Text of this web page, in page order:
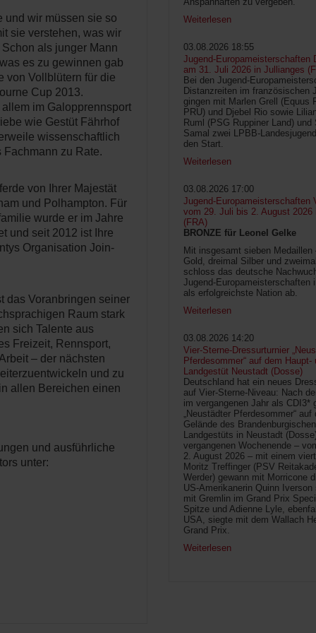
und wir müssen sie so
sie verstehen, was wir
als junger Mann
es zu gewinnen gab
von Vollblütern für die
Cup 2013.
im Galopprennsport
wie Gestüt Fährhof
wissenschaftlich
zu Rate.
von Ihrer Majestät
und Polhampton. Für
wurde er im Jahre
und seit 2012 ist Ihre
Organisation Join-
das Voranbringen seiner
Raum stark
sich Talente aus
Freizeit, Rennsport,
– der nächsten
und zu
allen Bereichen einen
und ausführliche
unter:
Weiterlesen
03.08.2026 18:55
Jugend-Europameisterschaften
am 31. Juli 2026 in Jullianges
Bei den Jugend-
Distanzreiten im französischen
gingen mit Marlen Grell (Equus
PRU) und Djebel Rio sowie
Ruml (PSG Ruppiner Land) und
Samal zwei LPBB-
den Start.
Weiterlesen
03.08.2026 17:00
Jugend-Europameisterschaften
vom 29. Juli bis 2. August 2026
(FRA)
BRONZE für Leonel Gelke
Mit insgesamt sieben Medaillen
Gold, dreimal Silber und
schloss das deutsche
Jugend-Europameisterschaften
als erfolgreichste Nation ab.
Weiterlesen
03.08.2026 14:20
Vier-Sterne-Dressurturnier
Pferdesommer“ auf dem Haupt-
Landgestüt Neustadt (Dosse)
Deutschland hat ein neues
auf Vier-Sterne-Niveau: Nach
im vergangenen Jahr als CDI3*
„Neustädter Pferdesommer“ auf
Gelände des
Landgestüts in Neustadt
vergangenen Wochenende –
2. August 2026 – mit einem
Moritz Treffinger (PSV
Werder) gewann mit Morricone
US-Amerikanerin Quinn
mit Gremlin im Grand Prix
Spitze und Adienne Lyle,
USA, siegte mit dem Wallach
Grand Prix.
Weiterlesen